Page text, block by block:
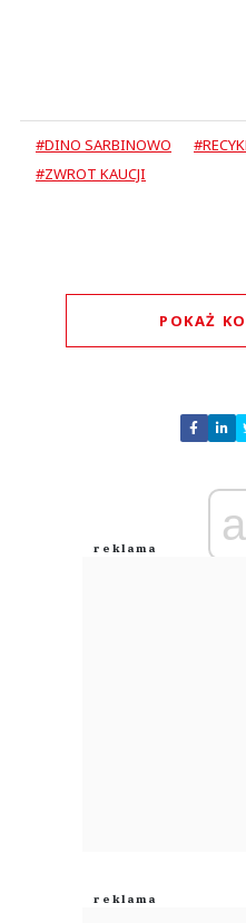
#DINO SARBINOWO
#ZWROT KAUCJI
POKAŻ
Nie
Zostaw